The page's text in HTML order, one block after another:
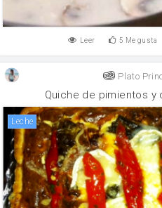
Leer 5 Me gusta
Plato
Quiche de pimientos y
leche